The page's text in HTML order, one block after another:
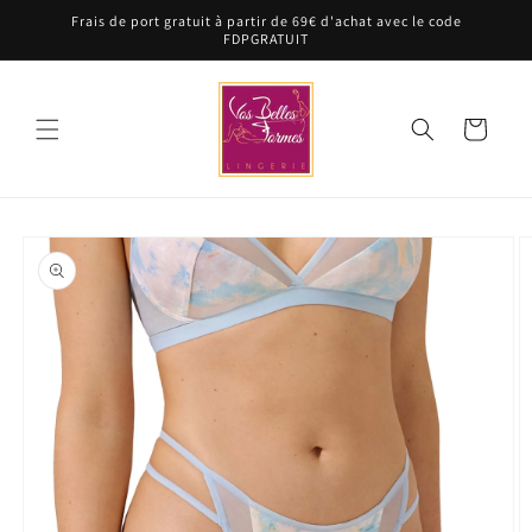
passerFrais de port gratuit à partir de 69€ d'achat avec le code
FDPGRATUIT
Panier
Passer aux
informations
produits